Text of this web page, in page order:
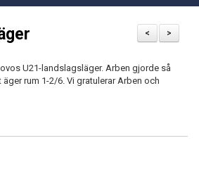
>
<
U21-landslagsläger. Arben gjorde så
rum 1-2/6. Vi gratulerar Arben och